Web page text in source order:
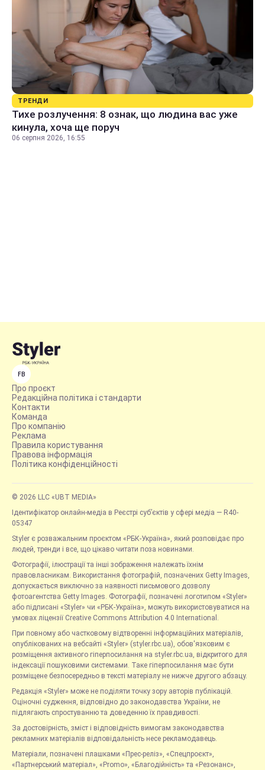
ТРЕНДИ
Тихе розлучення: 8 ознак, що людина вас уже
кинула, хоча ще поруч
06 серпня 2026, 16:55
FB
Про проєкт
Редакційна політика і стандарти
Контакти
Команда
Про компанію
Реклама
Правила користування
Правова інформація
Політика конфіденційності
© 2026 LLC «UBT MEDIA»
Ідентифікатор онлайн-медіа в Реєстрі суб’єктів у сфері медіа — R40-
05347
Styler є розважальним проєктом «РБК-Україна», який розповідає про
людей, тренди і все, що цікаво читати поза новинами.
Фотографії, ілюстрації та інші зображення належать їхнім
правовласникам. Використання фотографій, позначених Getty Images,
допускається виключно за наявності письмового дозволу
фотоагентства Getty Images. Фотографії, позначені логотипом «Styler»
або підписані «Styler» чи «РБК-Україна», можуть використовуватися на
умовах ліцензії Creative Commons Attribution 4.0 International.
При повному або частковому відтворенні інформаційних матеріалів,
опублікованих на вебсайті «Styler» (styler.rbc.ua), обов'язковим є
розміщення активного гіперпосилання на styler.rbc.ua, відкритого для
індексації пошуковими системами. Таке гіперпосилання має бути
розміщене безпосередньо в тексті матеріалу не нижче другого абзацу.
Редакція «Styler» може не поділяти точку зору авторів публікацій.
Оціночні судження, відповідно до законодавства України, не
підлягають спростуванню та доведенню їх правдивості.
За достовірність, зміст і відповідність вимогам законодавства
рекламних матеріалів відповідальність несе рекламодавець.
Матеріали, позначені плашками «Прес-реліз», «Спецпроєкт»,
«Партнерський матеріал», «Promo», «Благодійність» та «Резонанс»,